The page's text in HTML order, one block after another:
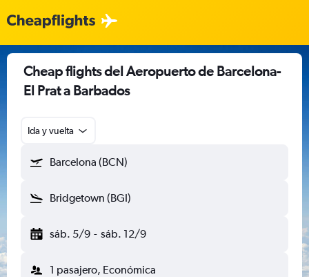
Cheap flights del Aeropuerto de Barcelona-
El Prat a Barbados
Ida y vuelta
Barcelona (BCN)
Bridgetown (BGI)
sáb. 5/9 - sáb. 12/9
1 pasajero, Económica